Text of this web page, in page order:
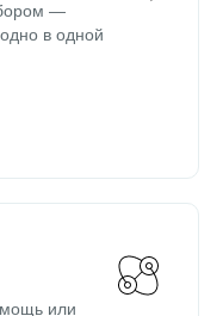
—
в одной
или